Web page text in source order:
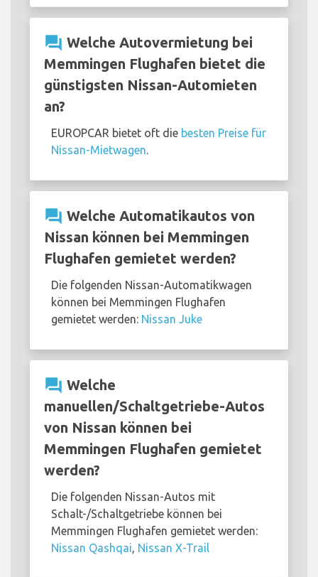
question_answer Welche Autovermietung bei
Memmingen Flughafen bietet die
günstigsten Nissan-Automieten
an?
EUROPCAR bietet oft die besten Preise für
Nissan-Mietwagen
question_answer Welche Automatikautos von
Nissan können bei Memmingen
Flughafen gemietet werden?
Die folgenden Nissan-Automatikwagen
können bei Memmingen Flughafen
gemietet werden: Nissan Juke
question_answer Welche
manuellen/Schaltgetriebe-Autos
von Nissan können bei
Memmingen Flughafen gemietet
werden?
Die folgenden Nissan-Autos mit
Schalt-/Schaltgetriebe können bei
Memmingen Flughafen gemietet werden:
Nissan Qashqai Nissan X-Trail